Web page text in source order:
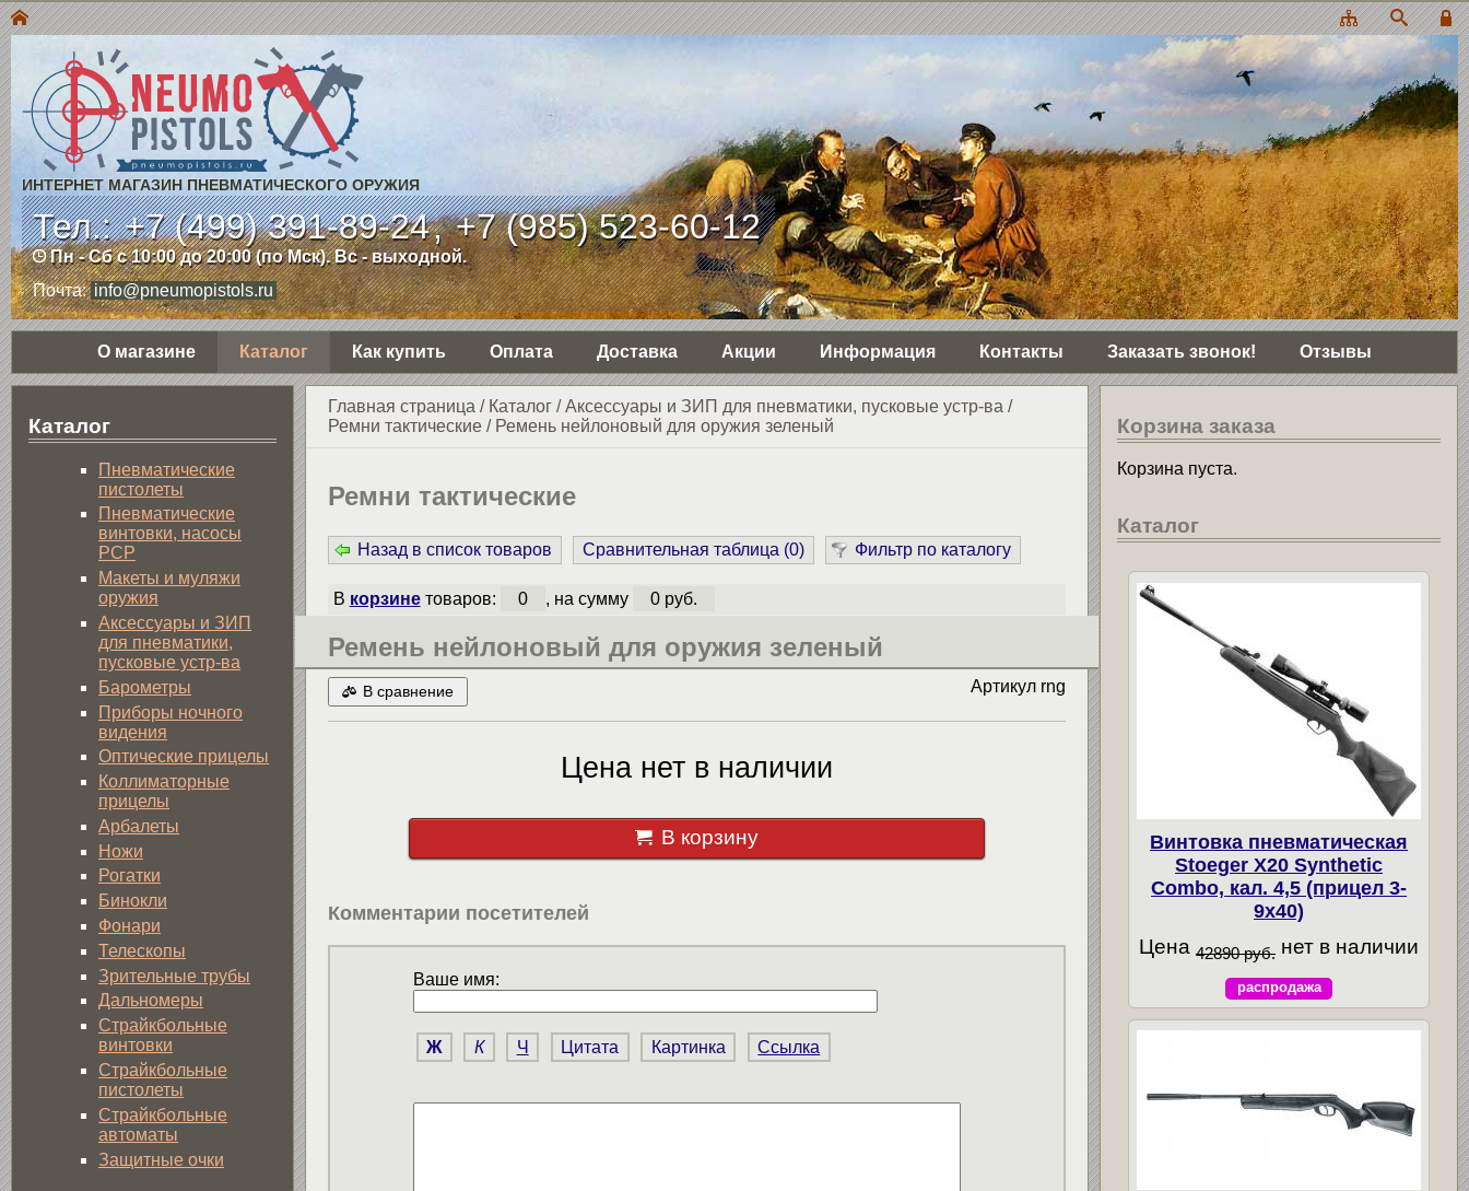
ИНТЕРНЕТ МАГАЗИН ПНЕВМАТИЧЕСКОГО ОРУЖИЯ
Тел.:+7 (499) 391-89-24,+7 (985) 523-60-12
Пн - Сб с 10:00 до 20:00 (по Мск). Вс - выходной.
Почта: info@pneumopistols.ru
О магазине Каталог Как купить Оплата Доставка Акции Информация Контакты Заказать звонок! Отзывы
Главная страница / Каталог/Аксессуары и ЗИП для пневматики, пусковые устр-ва /
Ремни тактические/ Ремень нейлоновый для оружия зеленый
Ремни тактические
Назад в список товаров Сравнительная таблица (0) Фильтр по каталогу
В корзинетоваров: 0 , на сумму 0 руб.
Ремень нейлоновый для оружия зеленый
В сравнение Артикул rng
Цена нет в наличии
В корзину
Комментарии посетителей
Ваше имя:
Ж К Ч Цитата Картинка Ссылка
Каталог
Пнев­ма­ти­чес­кие
пистолеты
Пневматические
винтовки, насосы
PCP
Макеты и муляжи
оружия
Аксессуары и ЗИП
для пневматики,
пусковые устр-ва
Барометры
Приборы ночного
видения
Оптические прицелы
Коллиматорные
прицелы
Арбалеты
Ножи
Рогатки
Бинокли
Фонари
Телескопы
Зрительные трубы
Дальномеры
Страйкбольные
винтовки
Страйкбольные
пистолеты
Страйкбольные
автоматы
Защитные очки
Корзина заказа
Корзина пуста.
Каталог
Винтовка пневматическая
Stoeger X20 Synthetic
Combo, кал. 4,5 (прицел 3-
9х40)
Цена 42890 руб. нет в наличии
распродажа